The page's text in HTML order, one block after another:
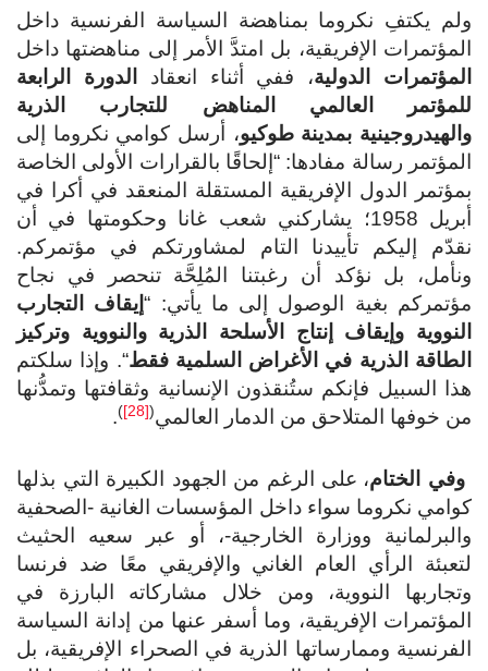
ولم يكتفِ نكروما بمناهضة السياسة الفرنسية داخل
المؤتمرات الإفريقية، بل امتدَّ الأمر إلى مناهضتها داخل
المؤتمرات الدولية، ففي أثناء انعقاد
الدورة الرابعة
للمؤتمر العالمي المناهض للتجارب الذرية
والهيدروجينية بمدينة طوكيو، أرسل كوامي نكروما إلى
المؤتمر رسالة مفادها: “إلحاقًا بالقرارات الأولى الخاصة
بمؤتمر الدول الإفريقية المستقلة المنعقد في أكرا في
أبريل 1958؛ يشاركني شعب غانا وحكومتها في أن
نقدّم إليكم تأييدنا التام لمشاورتكم في مؤتمركم.
ونأمل، بل نؤكد أن رغبتنا المُلِحَّة تنحصر في نجاح
مؤتمركم بغية الوصول إلى ما يأتي: “إيقاف التجارب
النووية وإيقاف إنتاج الأسلحة الذرية والنووية وتركيز
الطاقة الذرية في الأغراض السلمية فقط“. وإذا سلكتم
هذا السبيل فإنكم ستُنقذون الإنسانية وثقافتها وتمدُّنها
من خوفها المتلاحق من الدمار العالمي(
[28]
)
.
وفي الختام، على الرغم من الجهود الكبيرة التي بذلها
كوامي نكروما سواء داخل المؤسسات الغانية -الصحفية
والبرلمانية ووزارة الخارجية-، أو عبر سعيه الحثيث
لتعبئة الرأي العام الغاني والإفريقي معًا ضد فرنسا
وتجاربها النووية، ومن خلال مشاركاته البارزة في
المؤتمرات الإفريقية، وما أسفر عنها من إدانة السياسة
الفرنسية وممارساتها الذرية في الصحراء الإفريقية، بل